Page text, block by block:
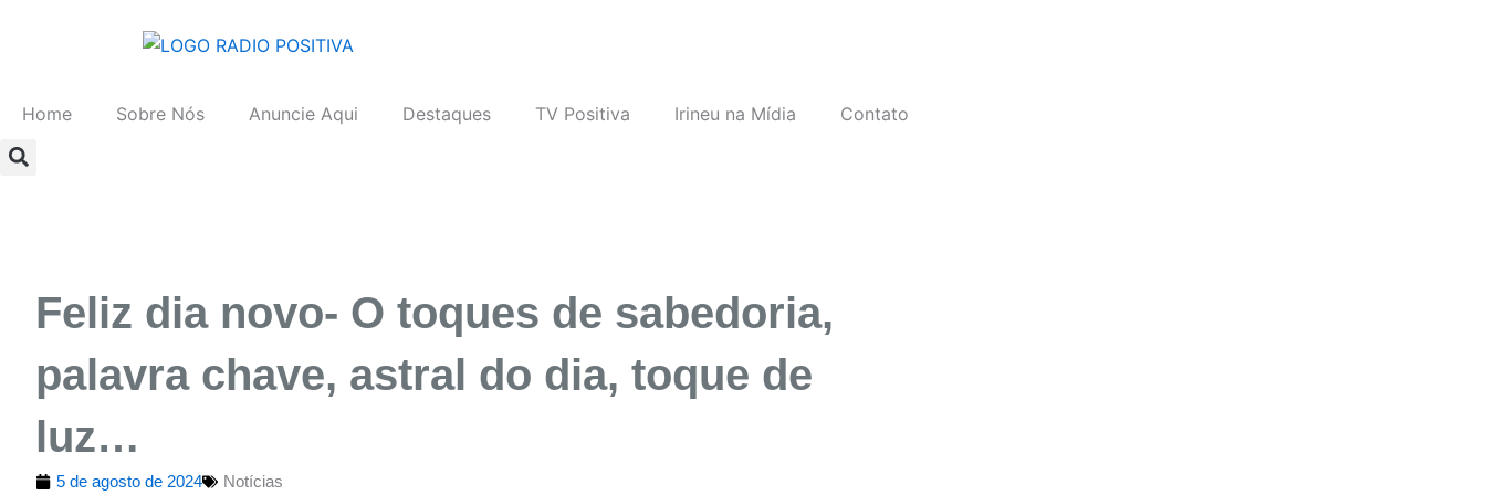
Home Sobre Nós Anuncie Aqui Destaques TV Positiva Irineu na Mídia Contato
Feliz dia novo- O toques de sabedoria,
palavra chave, astral do dia, toque de
luz…
5 de agosto de 2024 Notícias